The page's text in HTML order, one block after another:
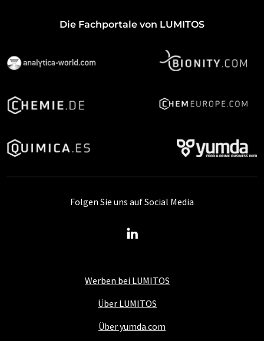
Die Fachportale von LUMITOS
Werben bei LUMITOS
Über LUMITOS
Über yumda.com
Folgen Sie uns auf Social Media